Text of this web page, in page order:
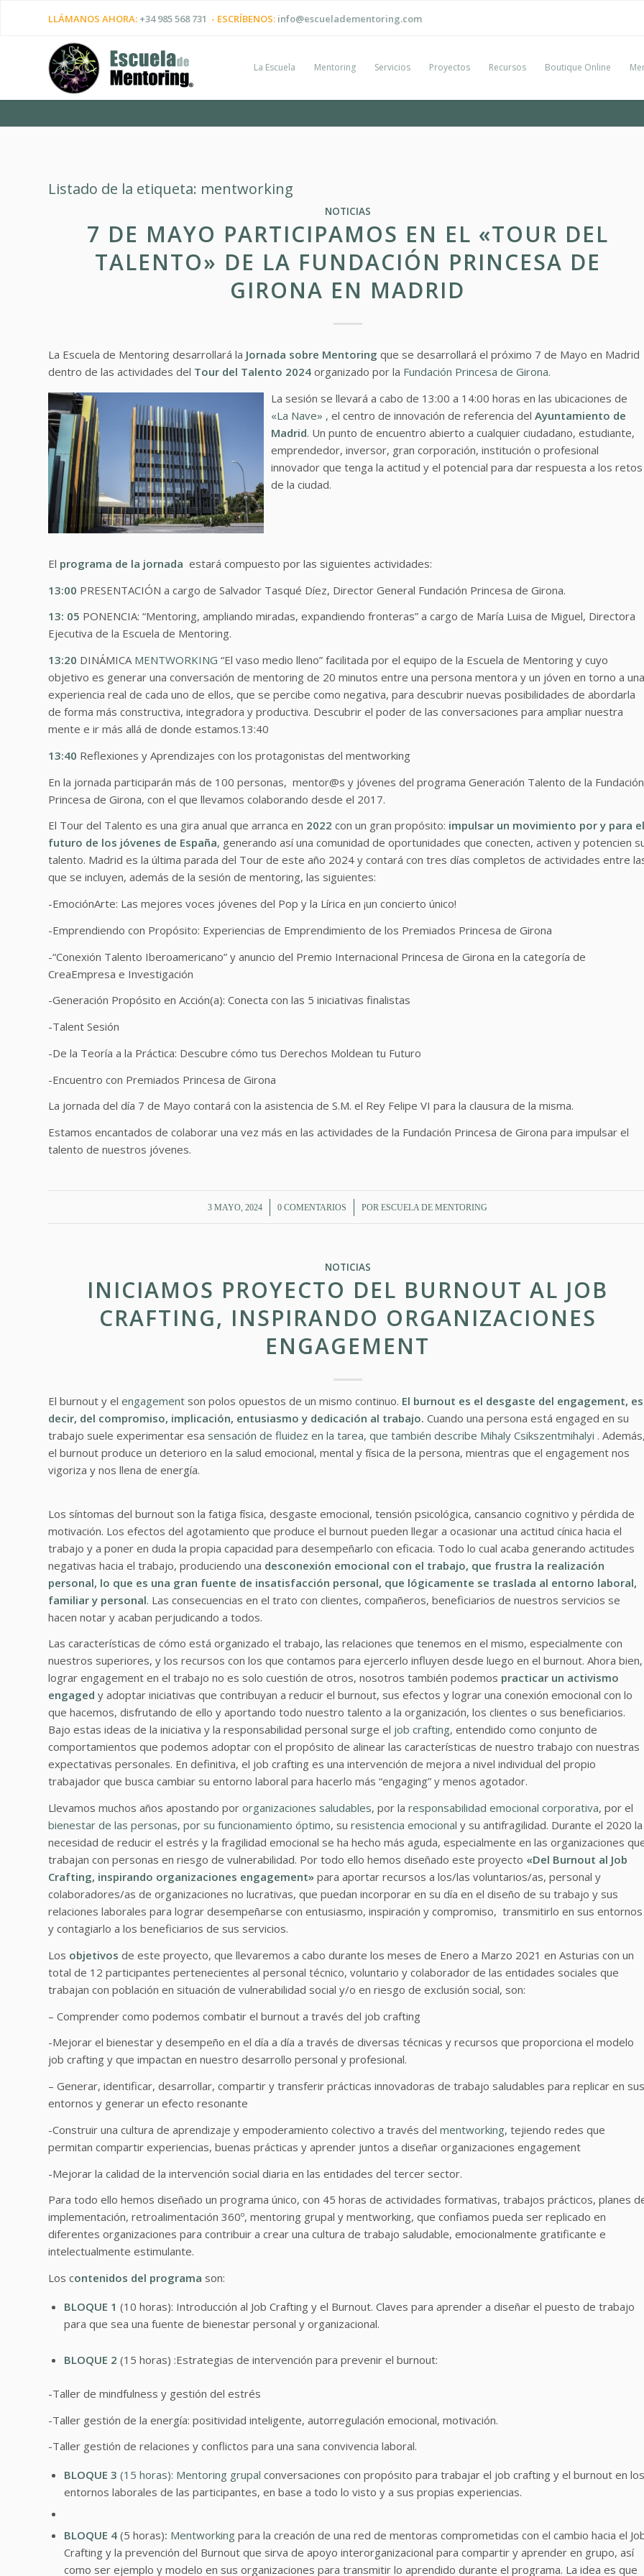
LLÁMANOS AHORA: +34 985 568 731 - ESCRÍBENOS: info@escueladementoring.com
La Escuela Mentoring Servicios Proyectos Recursos Boutique Online
Listado de la etiqueta: mentworking
NOTICIAS
7 DE MAYO PARTICIPAMOS EN EL «TOUR DEL
TALENTO» DE LA FUNDACIÓN PRINCESA DE
GIRONA EN MADRID
La Escuela de Mentoring desarrollará la Jornada sobre Mentoring que se desarrollará el próximo 7 de Mayo en Madrid
dentro de las actividades del Tour del Talento 2024 organizado por la Fundación Princesa de Girona.
La sesión se llevará a cabo de 13:00 a 14:00 horas en las ubicaciones de
«La Nave» , el centro de innovación de referencia del Ayuntamiento de
Madrid. Un punto de encuentro abierto a cualquier ciudadano, estudiante,
emprendedor, inversor, gran corporación, institución o profesional
innovador que tenga la actitud y el potencial para dar respuesta a los retos
de la ciudad.
El programa de la jornada estará compuesto por las siguientes actividades:
13:00 PRESENTACIÓN a cargo de Salvador Tasqué Díez, Director General Fundación Princesa de Girona.
13: 05 PONENCIA: “Mentoring, ampliando miradas, expandiendo fronteras” a cargo de María Luisa de Miguel, Directora
Ejecutiva de la Escuela de Mentoring.
13:20 DINÁMICA MENTWORKING “El vaso medio lleno” facilitada por el equipo de la Escuela de Mentoring y cuyo
objetivo es generar una conversación de mentoring de 20 minutos entre una persona mentora y un jóven en torno a una
experiencia real de cada uno de ellos, que se percibe como negativa, para descubrir nuevas posibilidades de abordarla
de forma más constructiva, integradora y productiva. Descubrir el poder de las conversaciones para ampliar nuestra
mente e ir más allá de donde estamos.13:40
13:40 Reflexiones y Aprendizajes con los protagonistas del mentworking
En la jornada participarán más de 100 personas, mentor@s y jóvenes del programa Generación Talento de la Fundación
Princesa de Girona, con el que llevamos colaborando desde el 2017.
El Tour del Talento es una gira anual que arranca en 2022 con un gran propósito: impulsar un movimiento por y para el
futuro de los jóvenes de España, generando así una comunidad de oportunidades que conecten, activen y potencien
talento. Madrid es la última parada del Tour de este año 2024 y contará con tres días completos de actividades entre
que se incluyen, además de la sesión de mentoring, las siguientes:
-EmociónArte: Las mejores voces jóvenes del Pop y la Lírica en ¡un concierto único!
-Emprendiendo con Propósito: Experiencias de Emprendimiento de los Premiados Princesa de Girona
-“Conexión Talento Iberoamericano” y anuncio del Premio Internacional Princesa de Girona en la categoría de
CreaEmpresa e Investigación
-Generación Propósito en Acción(a): Conecta con las 5 iniciativas finalistas
-Talent Sesión
-De la Teoría a la Práctica: Descubre cómo tus Derechos Moldean tu Futuro
-Encuentro con Premiados Princesa de Girona
La jornada del día 7 de Mayo contará con la asistencia de S.M. el Rey Felipe VI para la clausura de la misma.
Estamos encantados de colaborar una vez más en las actividades de la Fundación Princesa de Girona para impulsar el
talento de nuestros jóvenes.
3 MAYO, 2024
/ 0 COMENTARIOS
/ PORESCUELA DE MENTORING
NOTICIAS
INICIAMOS PROYECTO DEL BURNOUT AL JOB
CRAFTING, INSPIRANDO ORGANIZACIONES
ENGAGEMENT
El burnout y el engagement son polos opuestos de un mismo continuo. El burnout es el desgaste del engagement, es
decir, del compromiso, implicación, entusiasmo y dedicación al trabajo. Cuando una persona está engaged en su
trabajo suele experimentar esa sensación de fluidez en la tarea, que también describe Mihaly Csikszentmihalyi .
el burnout produce un deterioro en la salud emocional, mental y física de la persona, mientras que el engagement nos
vigoriza y nos llena de energía.
Los síntomas del burnout son la fatiga física, desgaste emocional, tensión psicológica, cansancio cognitivo y pérdida de
motivación. Los efectos del agotamiento que produce el burnout pueden llegar a ocasionar una actitud cínica hacia el
trabajo y a poner en duda la propia capacidad para desempeñarlo con eficacia. Todo lo cual acaba generando actitudes
negativas hacia el trabajo, produciendo una desconexión emocional con el trabajo, que frustra la realización
personal, lo que es una gran fuente de insatisfacción personal, que lógicamente se traslada al entorno laboral,
familiar y personal. Las consecuencias en el trato con clientes, compañeros, beneficiarios de nuestros servicios se
hacen notar y acaban perjudicando a todos.
Las características de cómo está organizado el trabajo, las relaciones que tenemos en el mismo, especialmente con
nuestros superiores, y los recursos con los que contamos para ejercerlo influyen desde luego en el burnout. Ahora bien,
lograr engagement en el trabajo no es solo cuestión de otros, nosotros también podemos practicar un activismo
engaged y adoptar iniciativas que contribuyan a reducir el burnout, sus efectos y lograr una conexión emocional con lo
que hacemos, disfrutando de ello y aportando todo nuestro talento a la organización, los clientes o sus beneficiarios.
Bajo estas ideas de la iniciativa y la responsabilidad personal surge el job crafting, entendido como conjunto de
comportamientos que podemos adoptar con el propósito de alinear las características de nuestro trabajo con nuestras
expectativas personales. En definitiva, el job crafting es una intervención de mejora a nivel individual del propio
trabajador que busca cambiar su entorno laboral para hacerlo más “engaging” y menos agotador.
Llevamos muchos años apostando por organizaciones saludables, por la responsabilidad emocional corporativa, por el
bienestar de las personas, por su funcionamiento óptimo, su resistencia emocional y su antifragilidad. Durante el 2020 la
necesidad de reducir el estrés y la fragilidad emocional se ha hecho más aguda, especialmente en las organizaciones
trabajan con personas en riesgo de vulnerabilidad. Por todo ello hemos diseñado este proyecto «Del Burnout al Job
Crafting, inspirando organizaciones engagement» para aportar recursos a los/las voluntarios/as, personal y
colaboradores/as de organizaciones no lucrativas, que puedan incorporar en su día en el diseño de su trabajo y sus
relaciones laborales para lograr desempeñarse con entusiasmo, inspiración y compromiso, transmitirlo en sus entornos
y contagiarlo a los beneficiarios de sus servicios.
Los objetivos de este proyecto, que llevaremos a cabo durante los meses de Enero a Marzo 2021 en Asturias con un
total de 12 participantes pertenecientes al personal técnico, voluntario y colaborador de las entidades sociales que
trabajan con población en situación de vulnerabilidad social y/o en riesgo de exclusión social, son:
– Comprender como podemos combatir el burnout a través del job crafting
-Mejorar el bienestar y desempeño en el día a día a través de diversas técnicas y recursos que proporciona el modelo
job crafting y que impactan en nuestro desarrollo personal y profesional.
– Generar, identificar, desarrollar, compartir y transferir prácticas innovadoras de trabajo saludables para replicar en sus
entornos y generar un efecto resonante
-Construir una cultura de aprendizaje y empoderamiento colectivo a través del mentworking, tejiendo redes que
permitan compartir experiencias, buenas prácticas y aprender juntos a diseñar organizaciones engagement
-Mejorar la calidad de la intervención social diaria en las entidades del tercer sector.
Para todo ello hemos diseñado un programa único, con 45 horas de actividades formativas, trabajos prácticos, planes
implementación, retroalimentación 360º, mentoring grupal y mentworking, que confiamos pueda ser replicado en
diferentes organizaciones para contribuir a crear una cultura de trabajo saludable, emocionalmente gratificante e
intelectualmente estimulante.
Los contenidos del programa son:
BLOQUE 1 (10 horas): Introducción al Job Crafting y el Burnout. Claves para aprender a diseñar el puesto de trabajo
para que sea una fuente de bienestar personal y organizacional.
BLOQUE 2 (15 horas) :Estrategias de intervención para prevenir el burnout:
-Taller de mindfulness y gestión del estrés
-Taller gestión de la energía: positividad inteligente, autorregulación emocional, motivación.
-Taller gestión de relaciones y conflictos para una sana convivencia laboral.
BLOQUE 3 (15 horas): Mentoring grupal conversaciones con propósito para trabajar el job crafting y el burnout en los
entornos laborales de las participantes, en base a todo lo visto y a sus propias experiencias.
BLOQUE 4 (5 horas): Mentworking para la creación de una red de mentoras comprometidas con el cambio hacia el
Crafting y la prevención del Burnout que sirva de apoyo interorganizacional para compartir y aprender en grupo, así
como ser ejemplo y modelo en sus organizaciones para transmitir lo aprendido durante el programa. La idea es que